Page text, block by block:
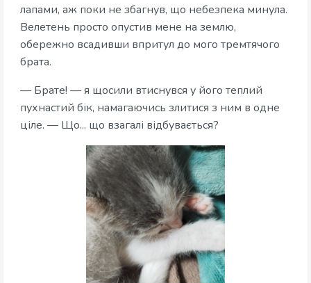
лапами, аж поки не збагнув, що небезпека минула.
Велетень просто опустив мене на землю,
обережно всадивши впритул до мого тремтячого
брата.
— Брате! — я щосили втиснувся у його теплий
пухнастий бік, намагаючись злитися з ним в одне
ціле. — Що... що взагалі відбувається?